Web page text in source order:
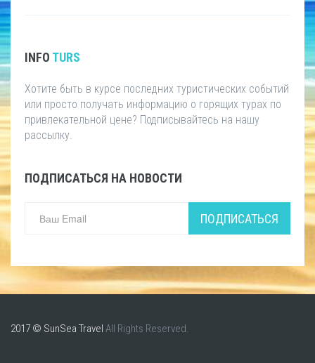
INFO TURS
Хотите быть в курсе последних туристических событий
или просто получать информацию о горящих турах по
привлекательной цене? Подписывайтесь на нашу
рассылку.
ПОДПИСАТЬСЯ НА НОВОСТИ
ПОДПИСАТЬСЯ
2017 © SunSea Travel All Rights Reserved.